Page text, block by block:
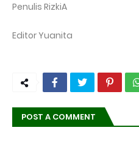
Penulis RizkiA
Editor Yuanita
POST A COMMENT